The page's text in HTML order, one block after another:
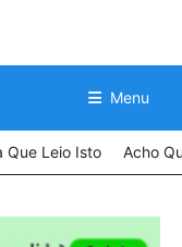
Menu
Que Leio Isto Acho